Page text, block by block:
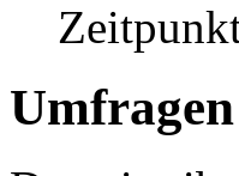
Umfragen